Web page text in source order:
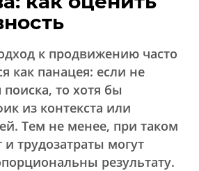
к продвижению часто
как панацея: если не
то хотя бы
из контекста или
Тем не менее, при таком
трудозатраты могут
результату.